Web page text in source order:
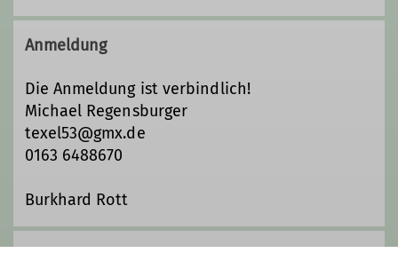
Die Kraft der Natur spüren, frische
Bergluft atmen und die Stille unserer
Wälder erfahren – Wandern ist ein
wohltuendes Fest für alle Sinne und
fördert die Gesundheit von Körper,
Geist und Seele. Ähnliches bietet die
Yogapraxis: durch den Fokus auf
Körpers, sowie den Wechsel von
Anmeldung
Die Anmeldung ist verbindlich!
Michael Regensburger
texel53@gmx.de
0163 6488670
Burkhard Rott